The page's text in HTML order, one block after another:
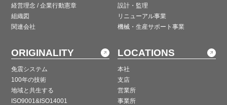
経営理念 / 企業行動憲章
組織図
関連会社
設計・監理
リニューアル事業
機械・生産サポート事業
ORIGINALITY
免震システム
100年の技術
地域と共生する
ISO9001&ISO14001
LOCATIONS
本社
支店
営業所
事業所